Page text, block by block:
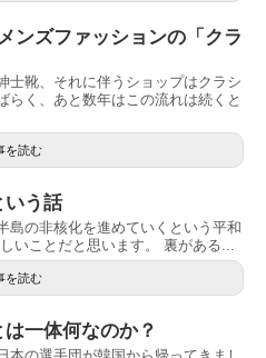
ズファッションの「クラ
士靴、それに伴うショップはクラシ
らく、あと数年はこの流れは続くと
を読む
いう話
島の非核化を進めていくという平和
いことだと思います。 裏がある...
を読む
一体何なのか？
本の選手団が韓国から帰ってきまし